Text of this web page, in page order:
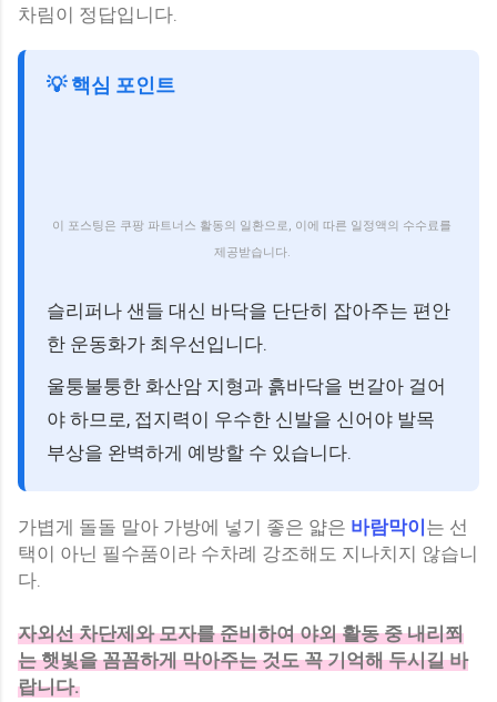
차림이 정답입니다.
💡 핵심 포인트
이 포스팅은 쿠팡 파트너스 활동의 일환으로, 이에 따른 일정액의 수수료를
제공받습니다.
슬리퍼나 샌들 대신 바닥을 단단히 잡아주는 편안
한 운동화가 최우선입니다.
울퉁불퉁한 화산암 지형과 흙바닥을 번갈아 걸어
야 하므로, 접지력이 우수한 신발을 신어야 발목
부상을 완벽하게 예방할 수 있습니다.
가볍게 돌돌 말아 가방에 넣기 좋은 얇은 바람막이는 선
택이 아닌 필수품이라 수차례 강조해도 지나치지 않습니
다.
자외선 차단제와 모자를 준비하여 야외 활동 중 내리쬐
는 햇빛을 꼼꼼하게 막아주는 것도 꼭 기억해 두시길 바
랍니다.